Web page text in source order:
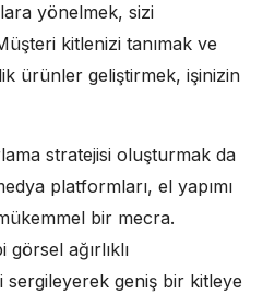
yönelmek, sizi
kitlenizi tanımak ve
ürünler geliştirmek, işinizin
stratejisi oluşturmak da
platformları, el yapımı
bir mecra.
ağırlıklı
geniş bir kitleye